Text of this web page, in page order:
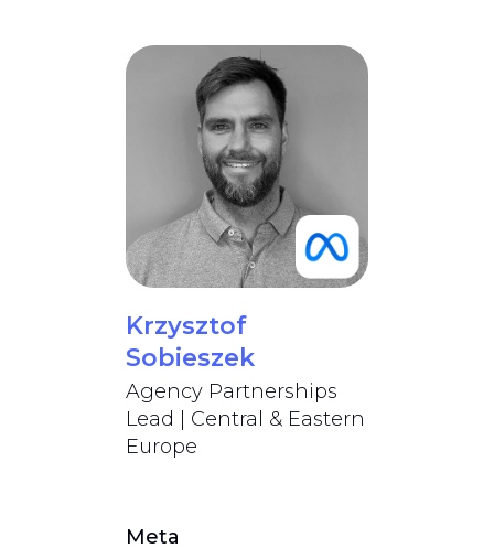
Krzysztof
Sobieszek
Agency Partnerships
Lead | Central & Eastern
Europe
Meta